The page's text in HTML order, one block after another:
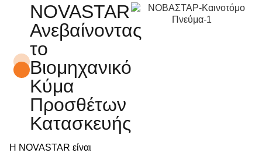
NOVASTAR
Ανεβαίνοντας
το
Βιομηχανικό
Κύμα
Προσθέτων
Κατασκευής
Η NOVASTAR είναι